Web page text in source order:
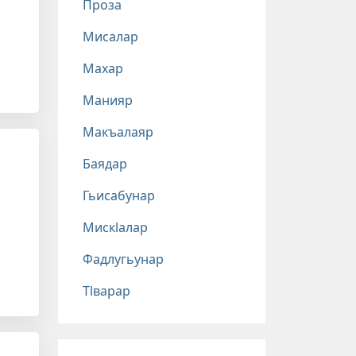
Проза
Мисалар
Махар
Манияр
Макъалаяр
Баядар
Гьисабунар
Мискlалар
Фадлугьунар
Тlварар